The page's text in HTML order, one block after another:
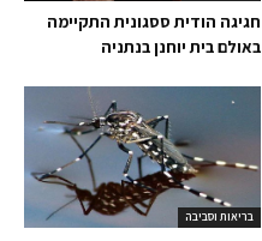
חגיגה הודית ססגונית התקיימה
באולם בית יוחנן בנתניה
בריאות וסביבה